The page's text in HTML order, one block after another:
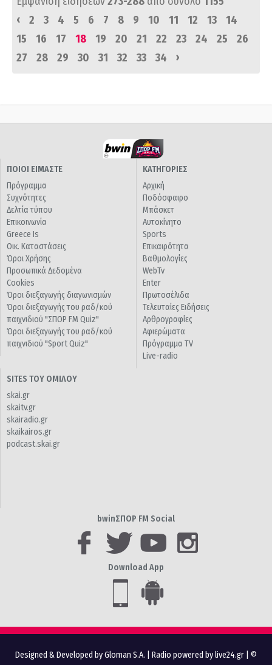
‹
2 3 4 5 6 7 8 9 10 11 12 13
14
15
16 17 18 19 20 21 22 23 24 25
26
27
28 29 30 31 32 33 34 ›
ΠΟΙΟΙ ΕΙΜΑΣΤΕ
Πρόγραμμα
Συχνότητες
Δελτία τύπου
Επικοινωνία
Greece Is
Οικ. Καταστάσεις
Όροι Χρήσης
Προσωπικά Δεδομένα
Cookies
Όροι διεξαγωγής διαγωνισμών
Όροι διεξαγωγής του ραδ/κού
παιχνιδιού "ΣΠΟΡ FM Quiz"
Όροι διεξαγωγής του ραδ/κού
παιχνιδιού "Sport Quiz"
ΚΑΤΗΓΟΡΙΕΣ
Αρχική
Ποδόσφαιρο
Μπάσκετ
Αυτοκίνητο
Sports
Επικαιρότητα
Βαθμολογίες
WebTv
Enter
Πρωτοσέλιδα
Τελευταίες Ειδήσεις
Αρθρογραφίες
Αφιερώματα
Πρόγραμμα TV
Live-radio
SITES ΤΟΥ ΟΜΙΛΟΥ
skai.gr
skaitv.gr
skairadio.gr
skaikairos.gr
podcast.skai.gr
bwinΣΠΟΡ FM Social
Download App
Designed & Developed by Gloman S.A. Radio powered by live24.gr | ©